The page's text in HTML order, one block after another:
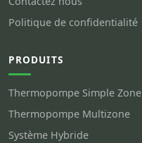
Politique de confidentialité
PRODUITS
Thermopompe Simple Zone
Thermopompe Multizone
Système Hybride